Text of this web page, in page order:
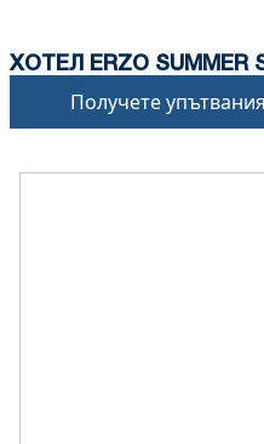
след проверка на
Допускат се малки
резервацията.
ХОТЕЛ ERZO SUMMER
Получете упътвания